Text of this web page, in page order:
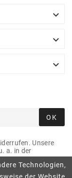
Technologien,



OK
Unsere
a. in der